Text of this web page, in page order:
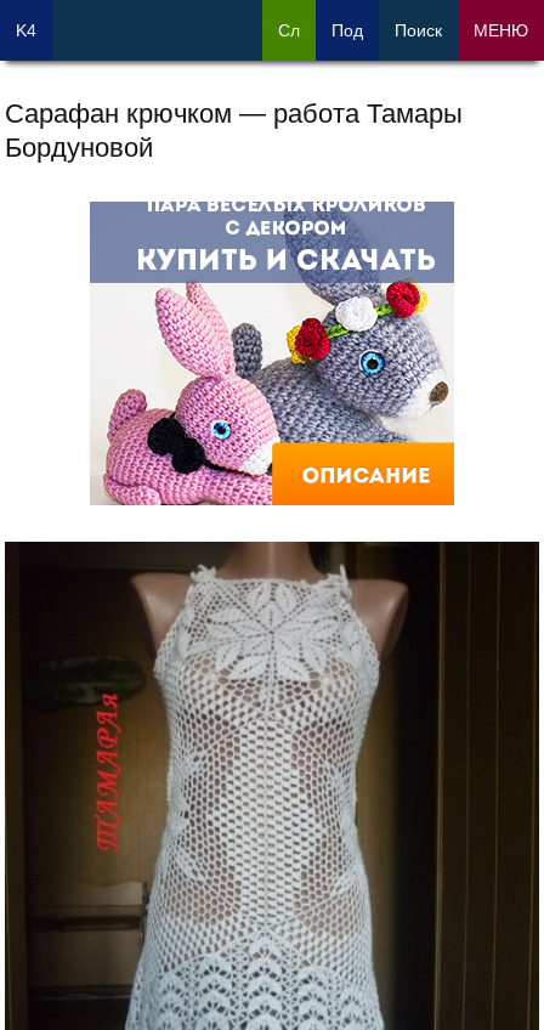
Сарафан крючком — работа Тамары
Бордуновой
K4 Сл Под Поиск МЕНЮ